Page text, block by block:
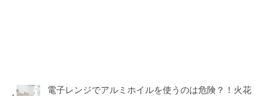
電子レンジでアルミホイルを使うのは危険？！火花